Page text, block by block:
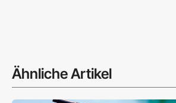
Ähnliche Artikel